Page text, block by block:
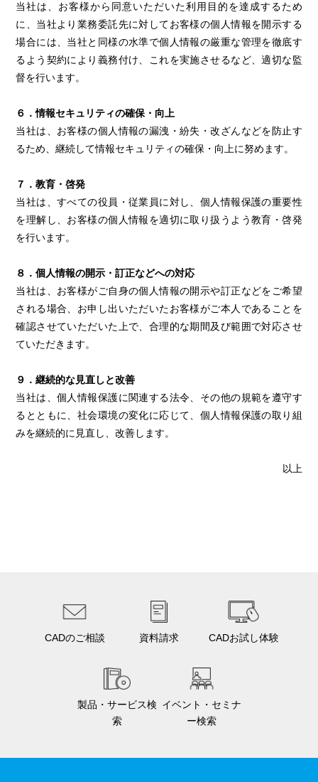
当社は、お客様から同意いただいた利用目的を達成するため
に、当社より業務委託先に対してお客様の個人情報を開示する
場合には、当社と同様の水準で個人情報の厳重な管理を徹底す
るよう契約により義務付け、これを実施させるなど、適切な監
督を行います。
６．情報セキュリティの確保・向上
当社は、お客様の個人情報の漏洩・紛失・改ざんなどを防止す
るため、継続して情報セキュリティの確保・向上に努めます。
７．教育・啓発
当社は、すべての役員・従業員に対し、個人情報保護の重要性
を理解し、お客様の個人情報を適切に取り扱うよう教育・啓発
を行います。
８．個人情報の開示・訂正などへの対応
当社は、お客様がご自身の個人情報の開示や訂正などをご希望
される場合、お申し出いただいたお客様がご本人であることを
確認させていただいた上で、合理的な期間及び範囲で対応させ
ていただきます。
９．継続的な見直しと改善
当社は、個人情報保護に関連する法令、その他の規範を遵守す
るとともに、社会環境の変化に応じて、個人情報保護の取り組
みを継続的に見直し、改善します。
以上
CADのご相談 資料請求 CADお試し体験
製品・サービス検
索
イベント・セミナ
ー検索